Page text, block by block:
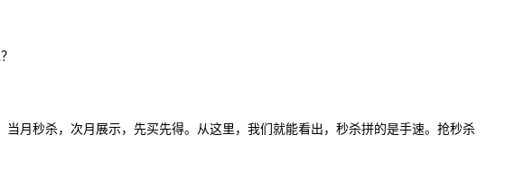
月秒杀，次月展示，先买先得。从这里，我们就能看出，秒杀拼的是手速。抢秒杀